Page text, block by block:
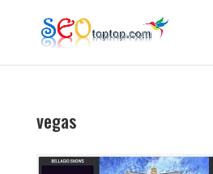
vegas